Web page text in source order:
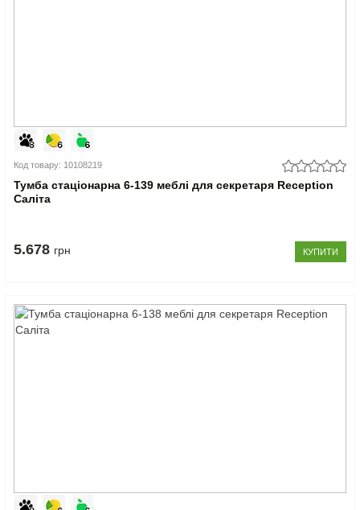
Код товару: 10108219
Тумба стаціонарна 6-139 меблі для секретаря Reception
Саліта
5.678 грн КУПИТИ